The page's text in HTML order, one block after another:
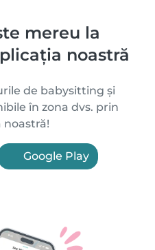
mereu la
noastră
de babysitting și
în zona dvs. prin
noastră!
Google Play